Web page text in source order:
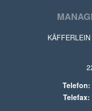
Telefon:
Telefax: